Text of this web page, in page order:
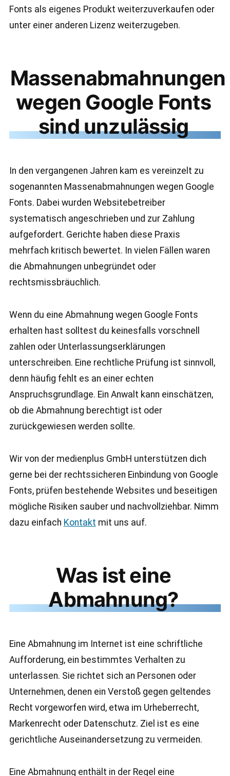
Fonts als eigenes Produkt weiterzuverkaufen oder
unter einer anderen Lizenz weiterzugeben.
Massenabmahnungen
wegen Google Fonts
sind unzulässig
In den vergangenen Jahren kam es vereinzelt zu
sogenannten Massenabmahnungen wegen Google
Fonts. Dabei wurden Websitebetreiber
systematisch angeschrieben und zur Zahlung
aufgefordert. Gerichte haben diese Praxis
mehrfach kritisch bewertet. In vielen Fällen waren
die Abmahnungen unbegründet oder
rechtsmissbräuchlich.
Wenn du eine Abmahnung wegen Google Fonts
erhalten hast solltest du keinesfalls vorschnell
zahlen oder Unterlassungserklärungen
unterschreiben. Eine rechtliche Prüfung ist sinnvoll,
denn häufig fehlt es an einer echten
Anspruchsgrundlage. Ein Anwalt kann einschätzen,
ob die Abmahnung berechtigt ist oder
zurückgewiesen werden sollte.
Wir von der medienplus GmbH unterstützen dich
gerne bei der rechtssicheren Einbindung von Google
Fonts, prüfen bestehende Websites und beseitigen
mögliche Risiken sauber und nachvollziehbar. Nimm
dazu einfach Kontakt mit uns auf.
Was ist eine
Abmahnung?
Eine Abmahnung im Internet ist eine schriftliche
Aufforderung, ein bestimmtes Verhalten zu
unterlassen. Sie richtet sich an Personen oder
Unternehmen, denen ein Verstoß gegen geltendes
Recht vorgeworfen wird, etwa im Urheberrecht,
Markenrecht oder Datenschutz. Ziel ist es eine
gerichtliche Auseinandersetzung zu vermeiden.
Eine Abmahnung enthält in der Regel eine